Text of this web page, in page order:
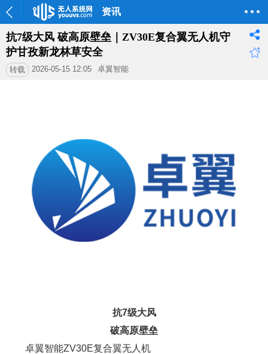
资讯
抗7级大风 破高原壁垒｜ZV30E复合翼无人机守
护甘孜新龙林草安全
转载 2026-05-15 12:05 卓翼智能
抗7级大风
破高原壁垒
卓翼智能ZV30E复合翼无人机